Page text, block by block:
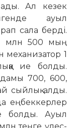
Ал кезек
ауыл
сала берді.
млн 500 мың
ме­ха­ни­затор 1
ие болды.
700, 600,
сый­лық ал­ды.
ең­бек­керлер
болды. Ауыл